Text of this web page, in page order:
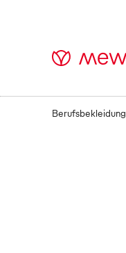
Berufsbekleidung